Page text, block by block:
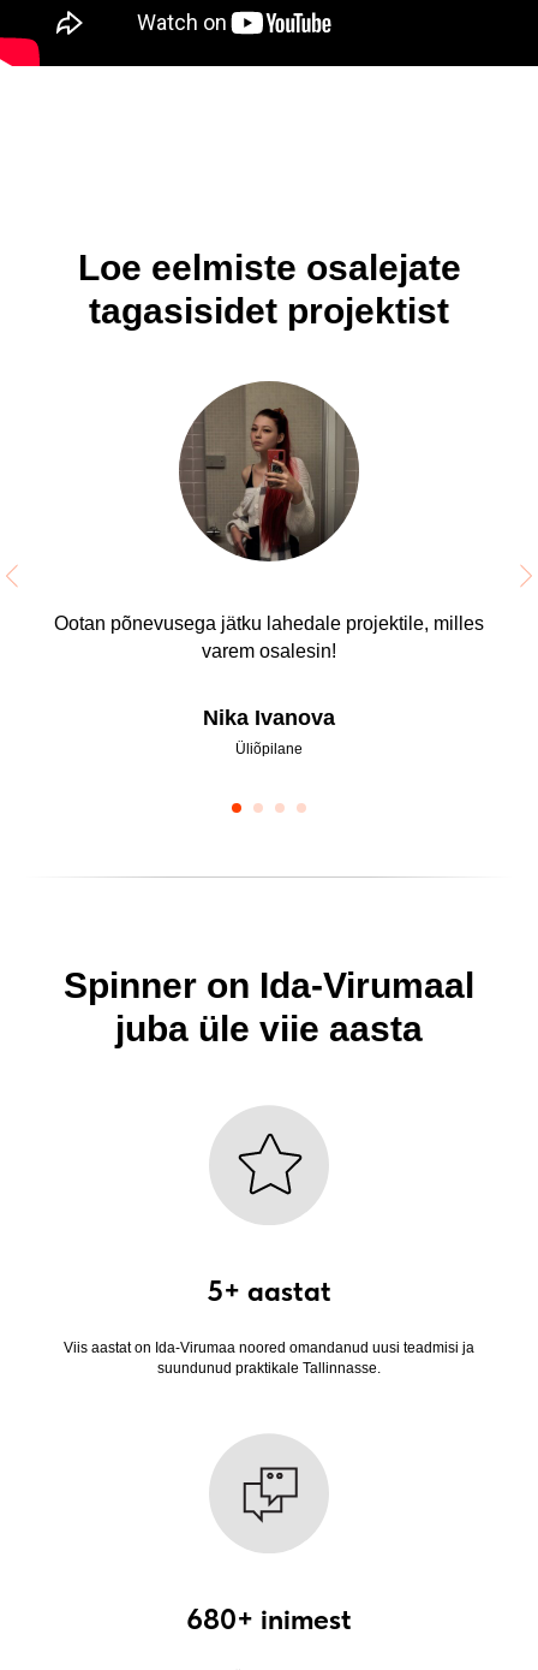
Loe eelmiste osalejate
tagasisidet projektist
Ootan põnevusega jätku lahedale projektile, milles
varem osalesin!
Nika Ivanova
Üliõpilane
Spinner on Ida-Virumaal
juba üle viie aasta
5+ aastat
Viis aastat on Ida-Virumaa noored omandanud uusi teadmisi ja
suundunud praktikale Tallinnasse.
680+ inimest